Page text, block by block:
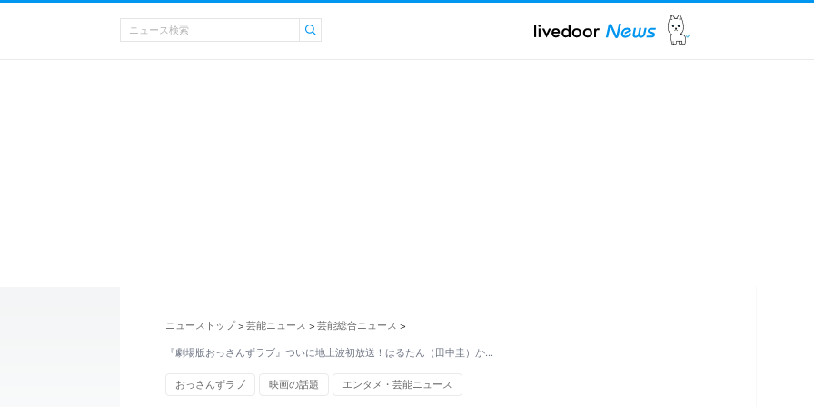
ニューストップ > 芸能ニュース > 芸能総合ニュース >
『劇場版おっさんずラブ』ついに地上波初放送！はるたん（田中圭）か…
おっさんずラブ 映画の話題 エンタメ・芸能ニュース